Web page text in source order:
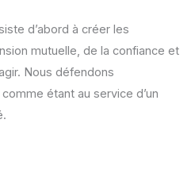
d’abord à créer les
mutuelle, de la confiance et
Nous défendons
étant au service d’un